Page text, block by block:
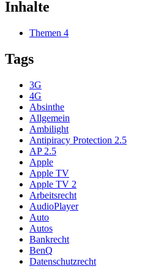
Inhalte
Themen 4
Tags
3G
4G
Absinthe
Allgemein
Ambilight
Antipiracy Protection 2.5
AP 2.5
Apple
Apple TV
Apple TV 2
Arbeitsrecht
AudioPlayer
Auto
Autos
Bankrecht
BenQ
Datenschutzrecht